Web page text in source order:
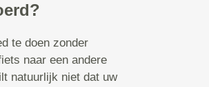
te doen zonder
naar een andere
natuurlijk niet dat uw